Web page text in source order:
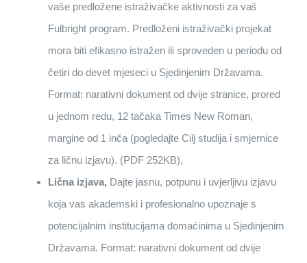
vaše predložene istraživačke aktivnosti za vaš
Fulbright program. Predloženi istraživački projekat
mora biti efikasno istražen ili sproveden u periodu od
četiri do devet mjeseci u Sjedinjenim Državama.
Format: narativni dokument od dvije stranice, prored
u jednom redu, 12 tačaka Times New Roman,
margine od 1 inča (pogledajte Cilj studija i smjernice
za ličnu izjavu). (PDF 252KB),
Lična izjava, Dajte jasnu, potpunu i uvjerljivu izjavu
koja vas akademski i profesionalno upoznaje s
potencijalnim institucijama domaćinima u Sjedinjenim
Državama. Format: narativni dokument od dvije